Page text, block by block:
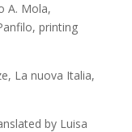
A. Mola,
printing
La nuova Italia,
by Luisa